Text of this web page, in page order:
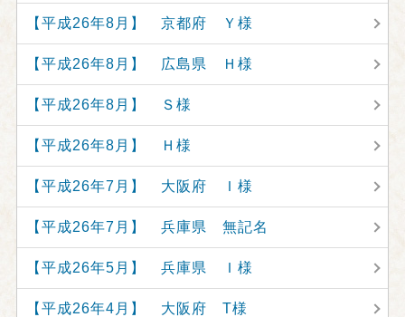
【平成26年8月】 京都府 Ｙ様
【平成26年8月】 広島県 Ｈ様
【平成26年8月】 Ｓ様
【平成26年8月】 Ｈ様
【平成26年7月】 大阪府 Ｉ様
【平成26年7月】 兵庫県 無記名
【平成26年5月】 兵庫県 Ｉ様
【平成26年4月】 大阪府 T様